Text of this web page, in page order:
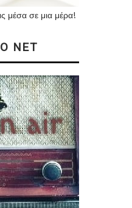
μέσα σε μια μέρα!
NET